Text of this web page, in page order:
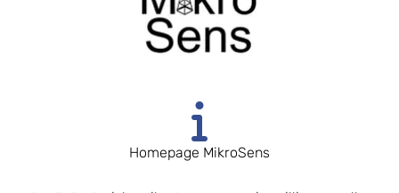
Homepage MikroSens